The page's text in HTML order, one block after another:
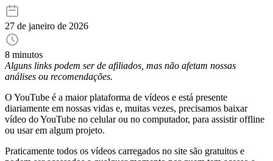
27 de janeiro de 2026
8 minutos
Alguns links podem ser de afiliados, mas não afetam nossas
análises ou recomendações.
O YouTube é a maior plataforma de vídeos e está presente
diariamente em nossas vidas e, muitas vezes, precisamos baixar
vídeo do YouTube no celular ou no computador, para assistir offline
ou usar em algum projeto.
Praticamente todos os vídeos carregados no site são gratuitos e